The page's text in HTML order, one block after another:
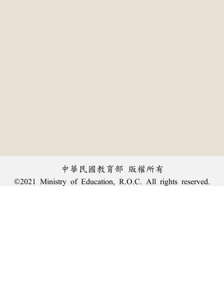
中華民國教育部 版權所有
©2021 Ministry of Education, R.O.C. All rights reserved.